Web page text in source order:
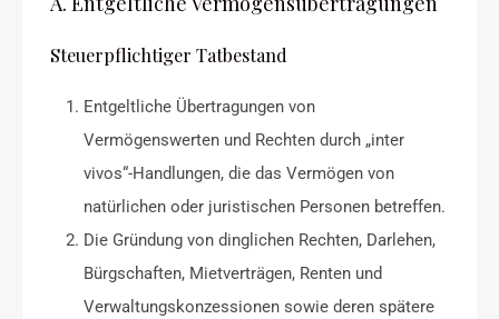
Steuerpflichtiger Tatbestand
Entgeltliche Übertragungen von
Vermögenswerten und Rechten durch „inter
vivos“-Handlungen, die das Vermögen von
natürlichen oder juristischen Personen betreffen.
Die Gründung von dinglichen Rechten, Darlehen,
Bürgschaften, Mietverträgen, Renten und
Verwaltungskonzessionen sowie deren spätere